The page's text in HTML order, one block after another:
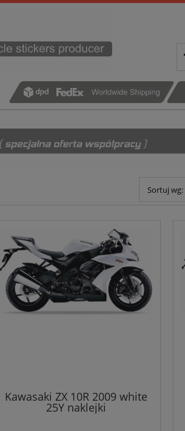
Sortuj wg:
Kawasaki ZX 10R 2009 white
25Y naklejki